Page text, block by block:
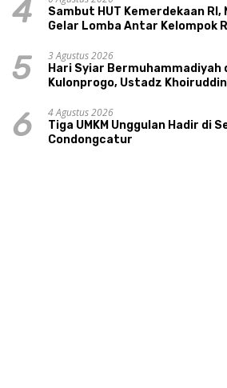
4
Sambut HUT Kemerdekaan RI,
Gelar Lomba Antar Kelompok
5
3 Agustus 2026
Hari Syiar Bermuhammadiyah
Kulonprogo, Ustadz
6
4 Agustus 2026
Tiga UMKM Unggulan Hadir di
Condongcatur